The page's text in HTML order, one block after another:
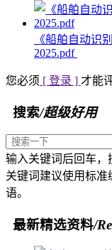
《船舶自动识
2025.pdf
您必须 [ 登录 ] 才能
搜索/超级好用
输入关键词后回车，
关键词建议使用标准
语。
最新精选资料/